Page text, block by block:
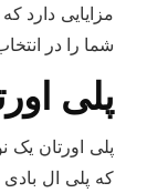
مزایایی دارد
شما را در
پلی
پلی اورتان یک
که پلی ال بادی